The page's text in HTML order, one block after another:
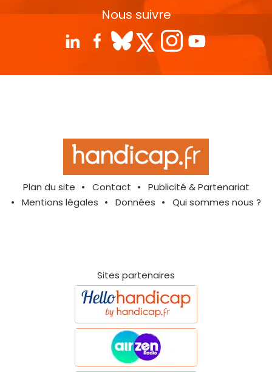
Nous suivre
Plan du site Contact
Publicité & Partenariat
Mentions légales
Données Qui sommes nous ?
Sites partenaires